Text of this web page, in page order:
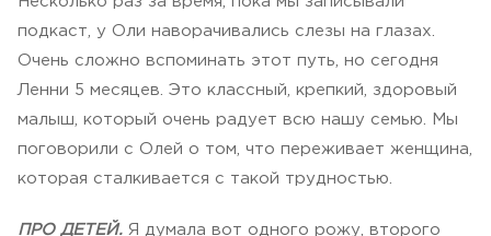
подкаст, у Оли наворачивались слезы на глазах.
Очень сложно вспоминать этот путь, но сегодня
Ленни 5 месяцев. Это классный, крепкий, здоровый
малыш, который очень радует всю нашу семью. Мы
поговорили с Олей о том, что переживает женщина,
которая сталкивается с такой трудностью.
ПРО ДЕТЕЙ. Я думала вот одного рожу, второго